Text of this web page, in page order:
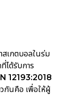
สเกตบอลในร่ม
ได้รับการ
12193:2018
กันคือ เพื่อให้ผู้